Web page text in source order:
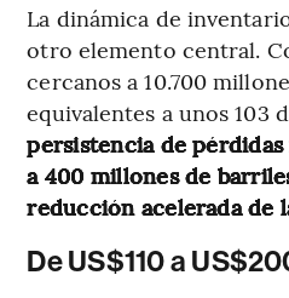
La dinámica de
otro elemento central.
cercanos a 10.700
equivalentes a unos 103
persistencia de pérdidas
a 400 millones de
reducción acelerada de
De US$110 a